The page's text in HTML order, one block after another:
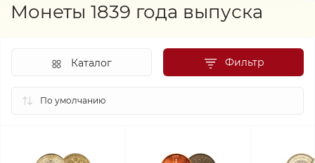
Монеты 1839 года выпуска
Фильтр
Каталог